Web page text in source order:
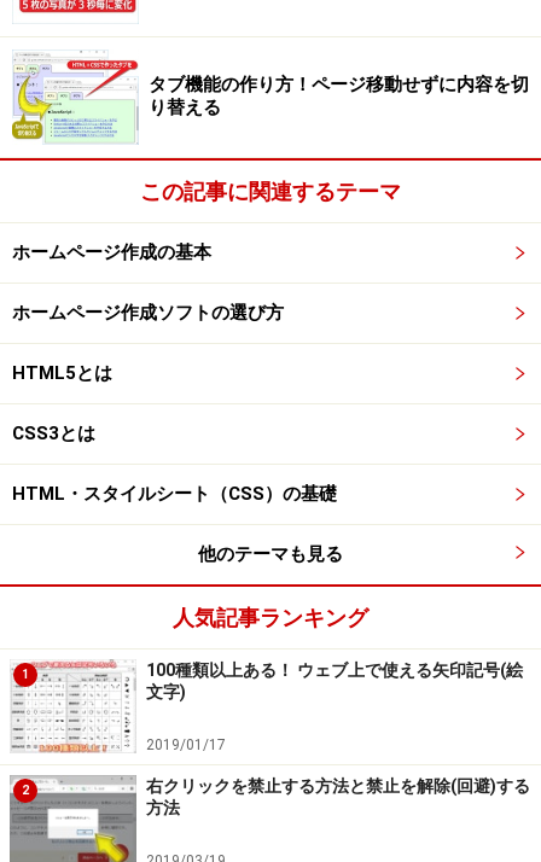
タブ機能の作り方！ページ移動せずに内容を切
り替える
この記事に関連するテーマ
ホームページ作成の基本
ホームページ作成ソフトの選び方
HTML5とは
CSS3とは
HTML・スタイルシート（CSS）の基礎
他のテーマも見る
人気記事ランキング
1
100種類以上ある！ ウェブ上で使える矢印記号(絵
文字)
2019/01/17
2
右クリックを禁止する方法と禁止を解除(回避)する
方法